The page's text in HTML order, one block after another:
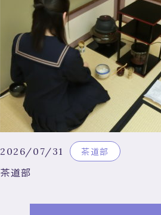
2026/07/31 茶道部
茶道部